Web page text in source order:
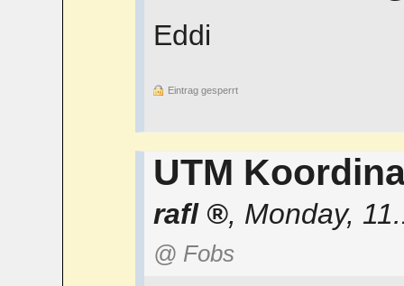
Eddi
Eintrag gesperrt
UTM
rafl , Monday,
@ Fobs